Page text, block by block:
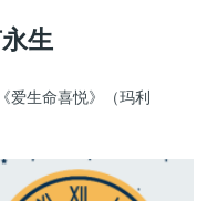
生
爱生命喜悦》（玛利